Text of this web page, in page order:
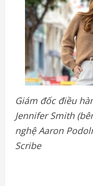
Giám đốc điều
Jennifer Smith
nghệ Aaron
Scribe